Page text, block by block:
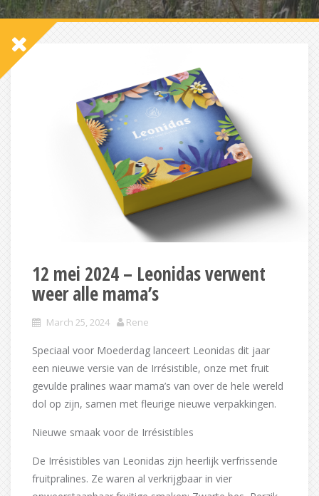
12 mei 2024 – Leonidas verwent
weer alle mama’s
March 25, 2024 Rene
Speciaal voor Moederdag lanceert Leonidas dit jaar
een nieuwe versie van de Irrésistible, onze met fruit
gevulde pralines waar mama’s van over de hele wereld
dol op zijn, samen met fleurige nieuwe verpakkingen.
Nieuwe smaak voor de Irrésistibles
De Irrésistibles van Leonidas zijn heerlijk verfrissende
fruitpralines. Ze waren al verkrijgbaar in vier